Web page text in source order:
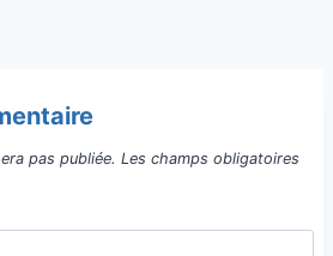
pas publiée. Les champs obligatoires